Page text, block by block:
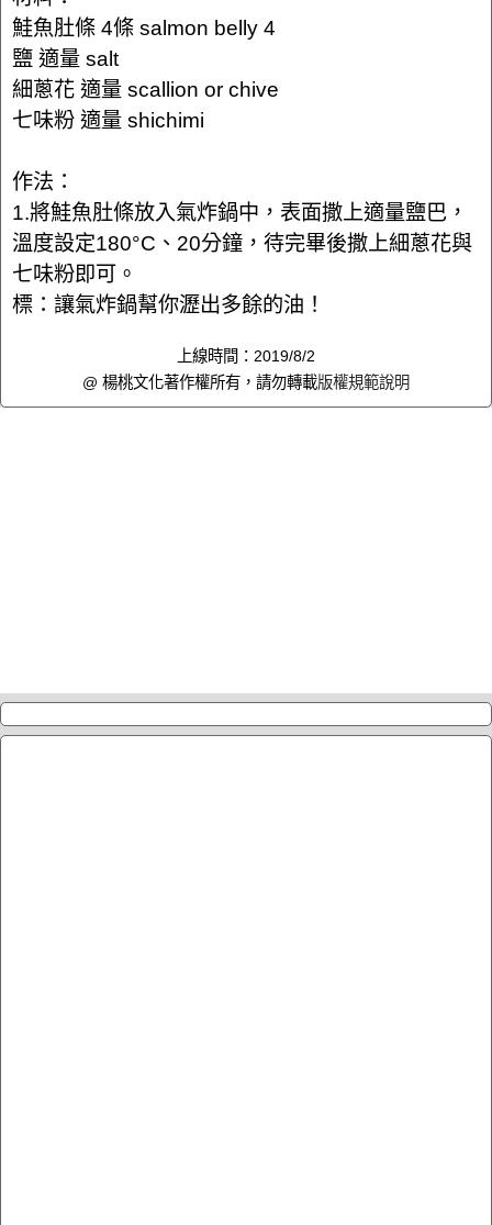
鮭魚肚條 4條 salmon belly 4
鹽 適量 salt
細蔥花 適量 scallion or chive
七味粉 適量 shichimi
作法：
1.將鮭魚肚條放入氣炸鍋中，表面撒上適量鹽巴，
溫度設定180°C、20分鐘，待完畢後撒上細蔥花與
七味粉即可。
標：讓氣炸鍋幫你瀝出多餘的油！
上線時間：2019/8/2
@ 楊桃文化著作權所有，請勿轉載版權規範說明